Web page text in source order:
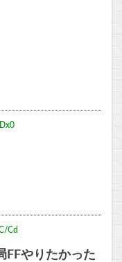
Cd
FFやりたかった